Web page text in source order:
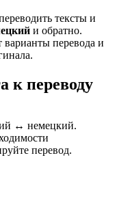
тексты и
и обратно.
варианты перевода и
к переводу
↔ немецкий.
перевод.